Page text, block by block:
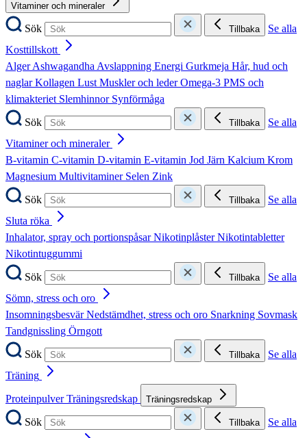
Vitaminer och mineraler
Sök Tillbaka
Se alla
Kosttillskott
AlgerAshwagandhaAvslappning Energi Gurkmeja Hår, hud och
naglarKollagen LustMuskler och lederOmega-3 PMS och
klimakteriet Slemhinnor Synförmåga
Sök
Tillbaka
Se alla
Vitaminer och mineraler
B-vitamin C-vitamin D-vitamin E-vitamin Jod Järn Kalcium Krom
Magnesium Multivitaminer Selen Zink
Sök
Tillbaka
Se alla
Sluta röka
Inhalator, spray och portionspåsarNikotinplåsterNikotintabletter
Nikotintuggummi
Sök
Tillbaka
Se alla
Sömn, stress och oro
InsomningsbesvärNedstämdhet, stress och oro Snarkning Sovmask
Tandgnissling Örngott
Sök
Tillbaka
Se alla
Träning
ProteinpulverTräningsredskap Träningsredskap
Sök Tillbaka
Se alla